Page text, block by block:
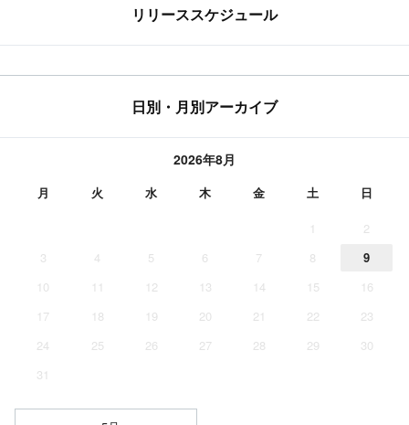
リリーススケジュール
日別・月別アーカイブ
2026年8月
月 火 水 木 金 土 日
1
2
3
4 5 6 7 8
9
10
11 12 13 14 15
16
17
18 19 20 21 22
23
24
25 26 27 28 29
30
31